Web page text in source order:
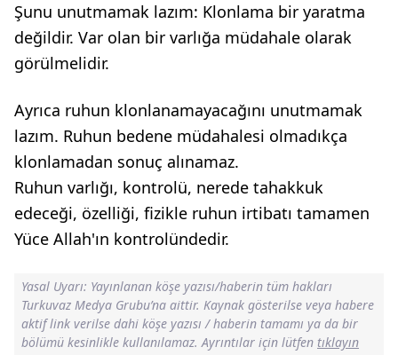
Şunu unutmamak lazım: Klonlama bir yaratma
değildir. Var olan bir varlığa müdahale olarak
görülmelidir.
Ayrıca ruhun klonlanamayacağını unutmamak
lazım. Ruhun bedene müdahalesi olmadıkça
klonlamadan sonuç alınamaz.
Ruhun varlığı, kontrolü, nerede tahakkuk
edeceği, özelliği, fizikle ruhun irtibatı tamamen
Yüce Allah'ın kontrolündedir.
Yasal Uyarı: Yayınlanan köşe yazısı/haberin tüm hakları
Turkuvaz Medya Grubu’na aittir. Kaynak gösterilse veya habere
aktif link verilse dahi köşe yazısı / haberin tamamı ya da bir
bölümü kesinlikle kullanılamaz. Ayrıntılar için lütfen tıklayın